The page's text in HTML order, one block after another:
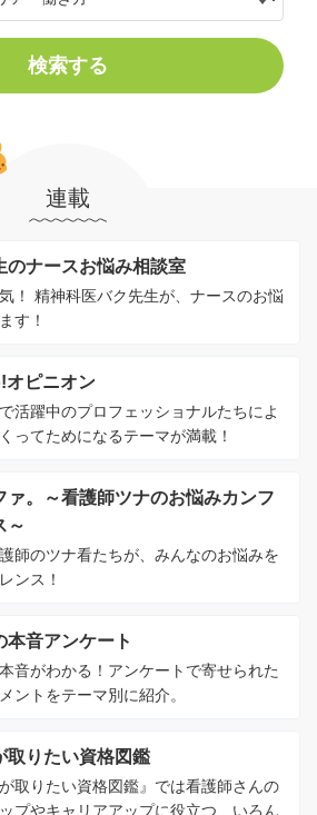
検索する
連載
のナースお悩み相談室
！ 精神科医バク先生が、ナースのお悩
す！
オピニオン
活躍中のプロフェッショナルたちによ
ってためになるテーマが満載！
ァ。～看護師ツナのお悩みカンフ
～
師のツナ看たちが、みんなのお悩みを
ンス！
本音アンケート
音がわかる！アンケートで寄せられた
ントをテーマ別に紹介。
取りたい資格図鑑
が取りたい資格図鑑』では看護師さんの
プやキャリアアップに役立つ、いろん